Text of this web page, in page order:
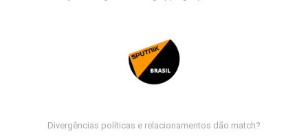
Divergências políticas e relacionamentos dão match?